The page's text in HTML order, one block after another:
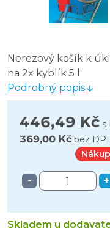
Nerezový košík k
na 2x kyblík 5 l
Podrobný popis
446,49 Kč s
369,00 Kč bez
- +
Skladem u